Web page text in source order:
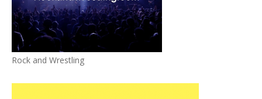
Rock and Wrestling